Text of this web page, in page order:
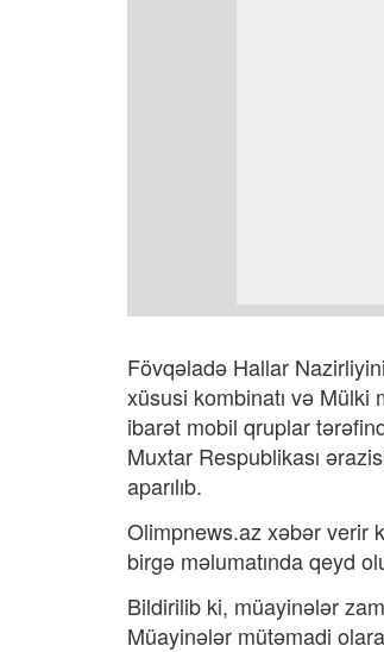
Fövqəladə Hallar
xüsusi kombinatı və Mülki
ibarət mobil qruplar
Muxtar Respublikası
aparılıb.
Olimpnews.az xəbər verir
birgə məlumatında qeyd
Bildirilib ki, müayinələr
Müayinələr mütəmadi